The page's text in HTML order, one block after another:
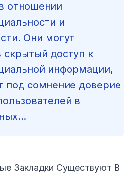
8200
отношении
и
Они могут
скрытый доступ к
информации,
под сомнение доверие
в
Закладки Существуют В